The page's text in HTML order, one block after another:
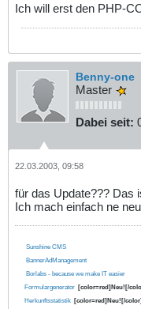
Ich will erst den PHP-
Benny-one
Master
Dabei seit:
22.03.2003, 09:58
für das Update??? Das
Ich mach einfach ne
Sunshine CMS
BannerAdManagement
Borlabs - because we make IT easier
Formulargenerator [color=red]Neu![/
Herkunftsstatistik [color=red]Neu![/color]